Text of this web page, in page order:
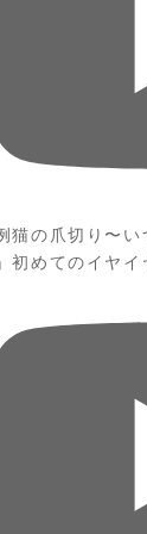
猫の爪切り〜い
初めてのイヤ